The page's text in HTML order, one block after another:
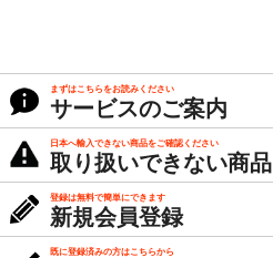
まずはこちらをお読みください
サービスのご案内
日本へ輸入できない商品をご確認ください
取り扱いできない商品
登録は無料で簡単にできます
新規会員登録
既に登録済みの方はこちらから